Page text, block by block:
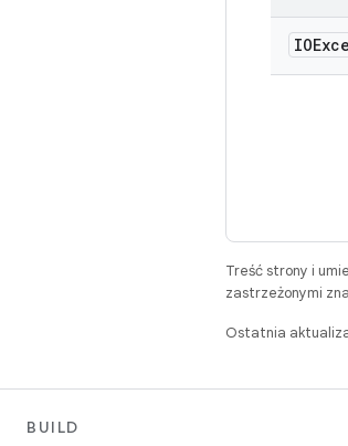
Treść strony i
zastrzeżonymi
Ostatnia
BUILD